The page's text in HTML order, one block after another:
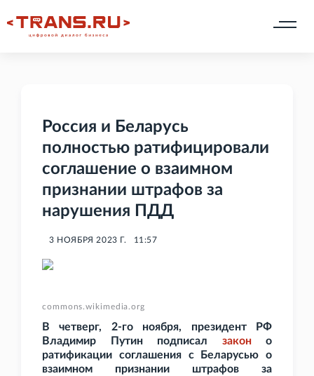
Россия и Беларусь
полностью ратифицировали
соглашение о взаимном
признании штрафов за
нарушения ПДД
3 НОЯБРЯ 2023 Г. 11:57
commons.wikimedia.org
В четверг, 2-го ноября, президент РФ
Владимир Путин подписал законо
ратификации соглашения с Беларусью о
взаимном признании штрафов за